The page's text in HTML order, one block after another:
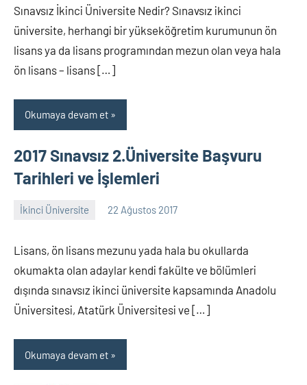
Sınavsız İkinci Üniversite Nedir? Sınavsız ikinci
üniversite, herhangi bir yükseköğretim kurumunun ön
lisans ya da lisans programından mezun olan veya hala
ön lisans – lisans […]
Okumaya devam et
2017 Sınavsız 2.Üniversite Başvuru
Tarihleri ve İşlemleri
İkinci Üniversite 22 Ağustos 2017
Lisans, ön lisans mezunu yada hala bu okullarda
okumakta olan adaylar kendi fakülte ve bölümleri
dışında sınavsız ikinci üniversite kapsamında Anadolu
Üniversitesi, Atatürk Üniversitesi ve […]
Okumaya devam et